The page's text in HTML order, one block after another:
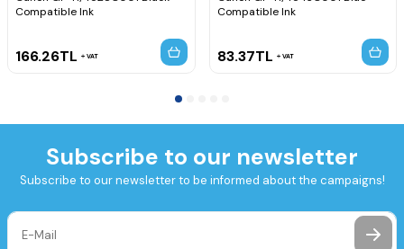
Compatible Ink
166.26TL VAT
Compatible Ink
83.37TL VAT
Subscribe to our newsletter
Subscribe to our newsletter to be informed about the campaigns!